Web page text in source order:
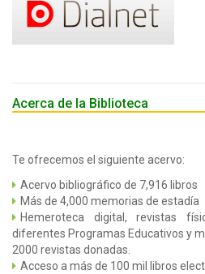
Acerca de la Biblioteca
Te ofrecemos el siguiente acervo:
Acervo bibliográfico de 7,916 libros
Más de 4,000 memorias de estadía
Hemeroteca digital, revistas
diferentes Programas Educativos y
2000 revistas donadas.
Acceso a más de 100 mil libros